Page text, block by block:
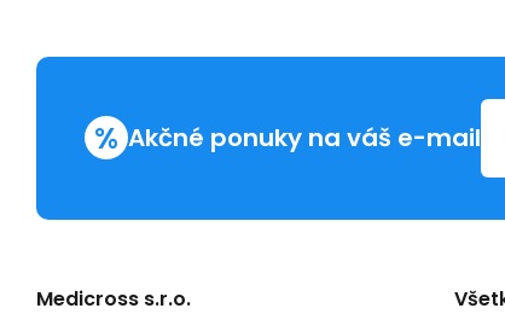
% Akčné ponuky na váš e-mail
Medicross s.r.o.